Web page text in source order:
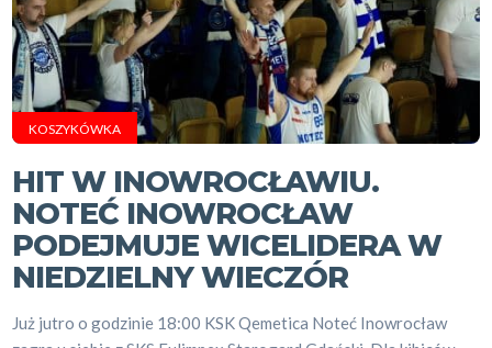
KOSZYKÓWKA
HIT W INOWROCŁAWIU.
NOTEĆ INOWROCŁAW
PODEJMUJE WICELIDERA W
NIEDZIELNY WIECZÓR
Już jutro o godzinie 18:00 KSK Qemetica Noteć Inowrocław